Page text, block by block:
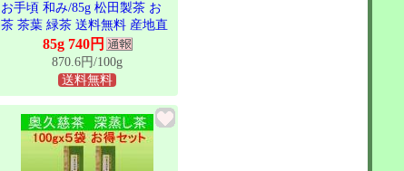
お手頃 和み/85g 松田製茶 お
茶 茶葉 緑茶 送料無料 産地直
送 日本茶インストラクターが
作ったお茶 茨城県 猿島茶 オ
フィス 息抜き リーフ さしま
茶 LEF-004
85g 740円
870.6円/100g
送料無料